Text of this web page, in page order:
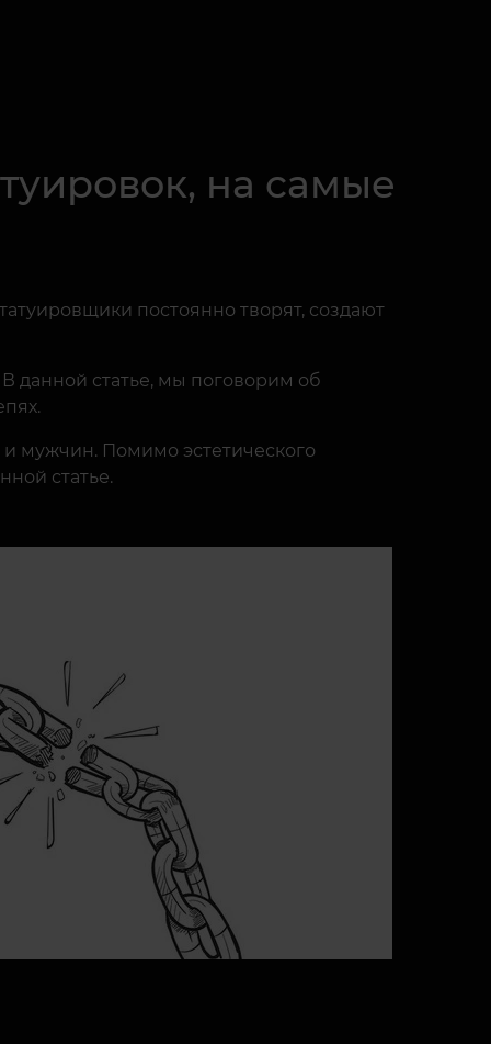
на самые
постоянно творят, создают
данной статье, мы поговорим об
мужчин. Помимо эстетического
статье.